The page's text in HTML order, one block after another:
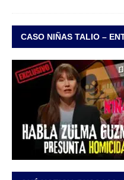
CASO NIÑAS TALIO –